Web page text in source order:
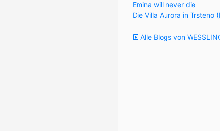
Emina will never die
Die Villa Aurora in Trsteno
Alle Blogs von